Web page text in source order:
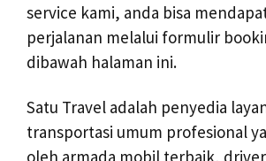
service kami, anda bisa
perjalanan melalui formulir
dibawah halaman ini.
Satu Travel adalah penyedia
transportasi umum profesional
oleh armada mobil terbaik,